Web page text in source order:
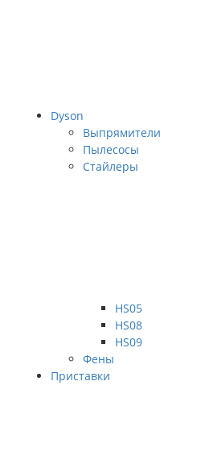
Dyson
Выпрямители
Пылесосы
Стайлеры
HS05
HS08
HS09
Фены
Приставки